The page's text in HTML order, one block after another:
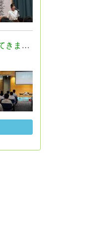
南極の氷が学校へやってきました